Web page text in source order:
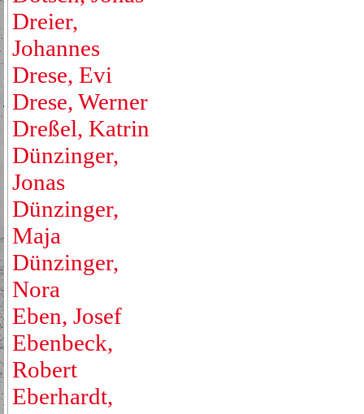
Dreier,
Johannes
Drese, Evi
Drese, Werner
Dreßel, Katrin
Dünzinger,
Jonas
Dünzinger,
Maja
Dünzinger,
Nora
Eben, Josef
Ebenbeck,
Robert
Eberhardt,